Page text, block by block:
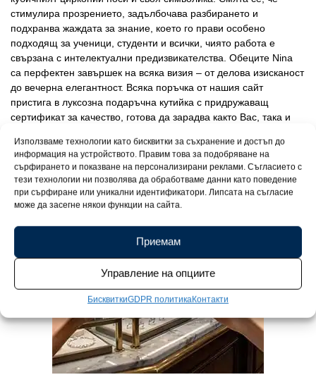
Използваме технологии като бисквитки за съхранение и достъп до
информация на устройството. Правим това за подобряване на
сърфирането и показване на персонализирани реклами. Съгласието с
тези технологии ни позволява да обработваме данни като поведение
при сърфиране или уникални идентификатори. Липсата на съгласие
може да засегне някои функции на сайта.
Приемам
Управление на опциите
БисквиткиGDPR политикаКонтакти
стимулира прозрението, задълбочава разбирането и
подхранва жаждата за знание, което го прави особено
подходящ за ученици, студенти и всички, чиято работа е
свързана с интелектуални предизвикателства. Обеците Nina
са перфектен завършек на всяка визия – от делова изисканост
до вечерна елегантност. Всяка поръчка от нашия сайт
пристига в луксозна подаръчна кутийка с придружаващ
сертификат за качество, готова да зарадва както Вас, така и